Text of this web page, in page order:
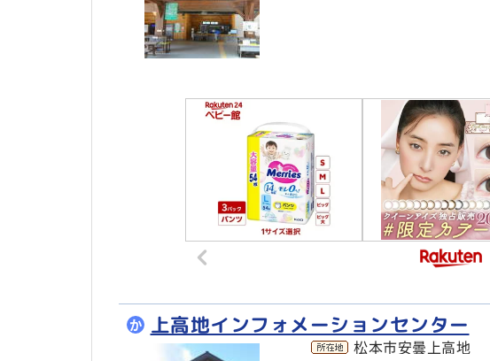
か 上高地インフォメーションセンター
松本市安曇上高地